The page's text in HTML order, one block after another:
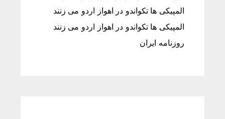
المپیکی ها تکواندو در اهواز اردو می زنند
المپیکی ها تکواندو در اهواز اردو می زنند
روزنامه ایران